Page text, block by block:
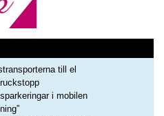
till el
i mobilen